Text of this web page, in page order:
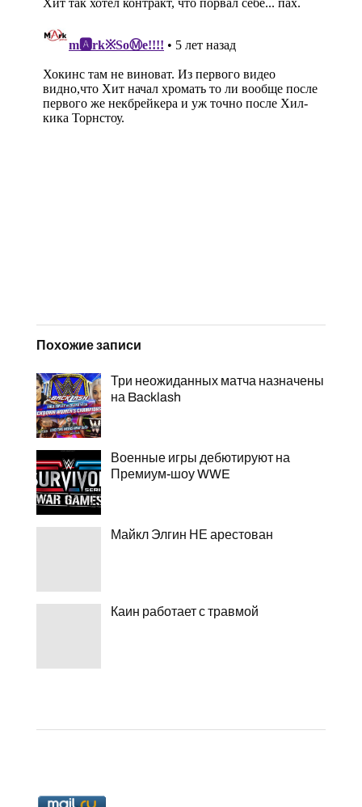
Похожие записи
Три неожиданных матча назначены
на Backlash
Военные игры дебютируют на
Премиум-шоу WWE
Майкл Элгин НЕ арестован
Каин работает с травмой